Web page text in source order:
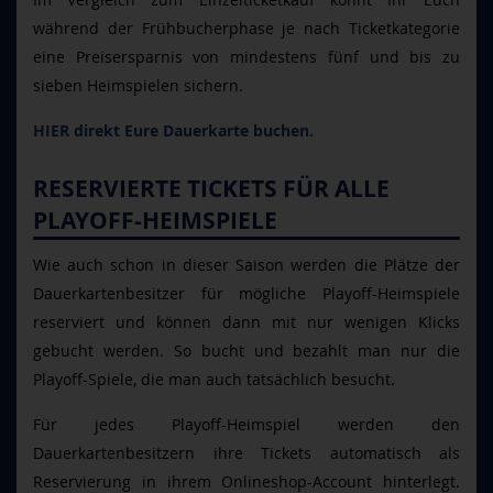
während der Frühbucherphase je nach Ticketkategorie
eine Preisersparnis von mindestens fünf und bis zu
sieben Heimspielen sichern.
HIER direkt Eure Dauerkarte buchen.
RESERVIERTE TICKETS FÜR ALLE
PLAYOFF-HEIMSPIELE
Wie auch schon in dieser Saison werden die Plätze der
Dauerkartenbesitzer für mögliche Playoff-Heimspiele
reserviert und können dann mit nur wenigen Klicks
gebucht werden. So bucht und bezahlt man nur die
Playoff-Spiele, die man auch tatsächlich besucht.
Für jedes Playoff-Heimspiel werden den
Dauerkartenbesitzern ihre Tickets automatisch als
Reservierung in ihrem Onlineshop-Account hinterlegt.